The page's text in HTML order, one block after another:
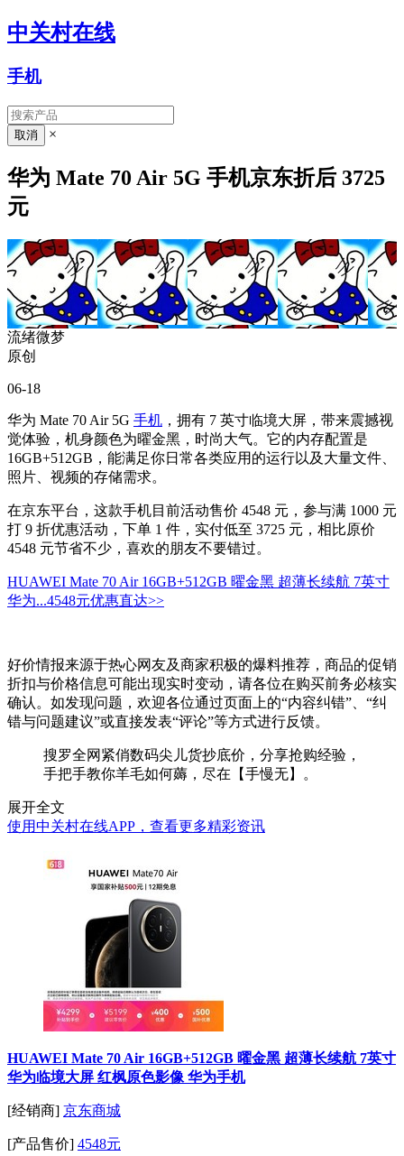
中关村在线
手机
×
华为 Mate 70 Air 5G 手机京东折后 3725
元
流绪微梦
原创
06-18
华为 Mate 70 Air 5G 手机 ，拥有 7 英寸临境大屏，带来震撼视
觉体验，机身颜色为曜金黑，时尚大气。它的内存配置是
16GB+512GB，能满足你日常各类应用的运行以及大量文件、
照片、视频的存储需求。
在京东平台，这款手机目前活动售价 4548 元，参与满 1000 元
打 9 折优惠活动，下单 1 件，实付低至 3725 元，相比原价
4548 元节省不少，喜欢的朋友不要错过。
HUAWEI Mate 70 Air 16GB+512GB 曜金黑 超薄长续航 7英寸
华为...4548元优惠直达>>
好价情报来源于热心网友及商家积极的爆料推荐，商品的促销
折扣与价格信息可能出现实时变动，请各位在购买前务必核实
确认。如发现问题，欢迎各位通过页面上的“内容纠错”、“纠
错与问题建议”或直接发表“评论”等方式进行反馈。
搜罗全网紧俏数码尖儿货抄底价，分享抢购经验，
手把手教你羊毛如何薅，尽在【手慢无】。
展开全文
使用中关村在线APP，查看更多精彩资讯
HUAWEI Mate 70 Air 16GB+512GB 曜金黑 超薄长续航 7英寸
华为临境大屏 红枫原色影像 华为手机
[经销商] 京东商城
[产品售价] 4548元